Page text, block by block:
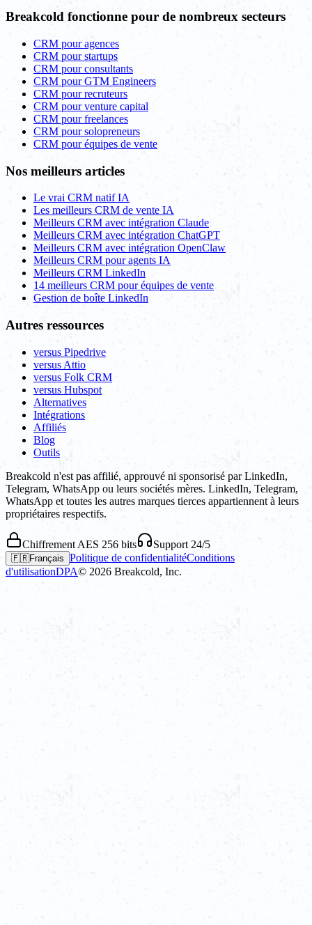
Breakcold fonctionne pour de nombreux secteurs
CRM pour agences
CRM pour startups
CRM pour consultants
CRM pour GTM Engineers
CRM pour recruteurs
CRM pour venture capital
CRM pour freelances
CRM pour solopreneurs
CRM pour équipes de vente
Nos meilleurs articles
Le vrai CRM natif IA
Les meilleurs CRM de vente IA
Meilleurs CRM avec intégration Claude
Meilleurs CRM avec intégration ChatGPT
Meilleurs CRM avec intégration OpenClaw
Meilleurs CRM pour agents IA
Meilleurs CRM LinkedIn
14 meilleurs CRM pour équipes de vente
Gestion de boîte LinkedIn
Autres ressources
versus Pipedrive
versus Attio
versus Folk CRM
versus Hubspot
Alternatives
Intégrations
Affiliés
Blog
Outils
Breakcold n'est pas affilié, approuvé ni sponsorisé par LinkedIn,
Telegram, WhatsApp ou leurs sociétés mères. LinkedIn, Telegram,
WhatsApp et toutes les autres marques tierces appartiennent à leurs
propriétaires respectifs.
Chiffrement AES 256 bits Support 24/5
🇫🇷Français Politique de confidentialitéConditions
d'utilisationDPA© 2026 Breakcold, Inc.